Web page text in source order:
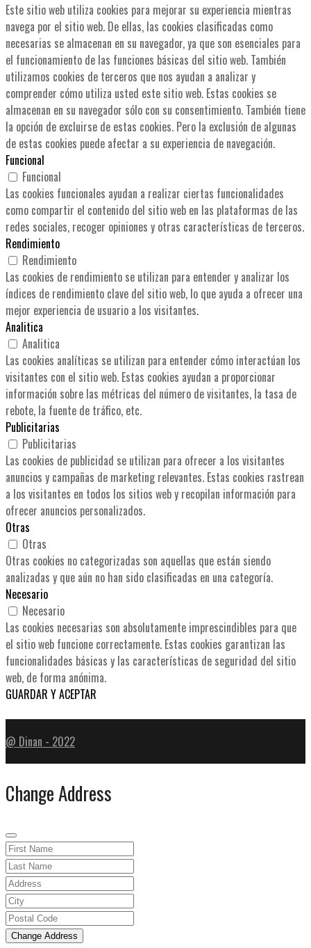
Este sitio web utiliza cookies para mejorar su experiencia mientras
navega por el sitio web. De ellas, las cookies clasificadas como
necesarias se almacenan en su navegador, ya que son esenciales para
el funcionamiento de las funciones básicas del sitio web. También
utilizamos cookies de terceros que nos ayudan a analizar y
comprender cómo utiliza usted este sitio web. Estas cookies se
almacenan en su navegador sólo con su consentimiento. También tiene
la opción de excluirse de estas cookies. Pero la exclusión de algunas
de estas cookies puede afectar a su experiencia de navegación.
Funcional
Funcional
Las cookies funcionales ayudan a realizar ciertas funcionalidades
como compartir el contenido del sitio web en las plataformas de las
redes sociales, recoger opiniones y otras características de terceros.
Rendimiento
Rendimiento
Las cookies de rendimiento se utilizan para entender y analizar los
índices de rendimiento clave del sitio web, lo que ayuda a ofrecer una
mejor experiencia de usuario a los visitantes.
Analitica
Analitica
Las cookies analíticas se utilizan para entender cómo interactúan los
visitantes con el sitio web. Estas cookies ayudan a proporcionar
información sobre las métricas del número de visitantes, la tasa de
rebote, la fuente de tráfico, etc.
Publicitarias
Publicitarias
Las cookies de publicidad se utilizan para ofrecer a los visitantes
anuncios y campañas de marketing relevantes. Estas cookies rastrean
a los visitantes en todos los sitios web y recopilan información para
ofrecer anuncios personalizados.
Otras
Otras
Otras cookies no categorizadas son aquellas que están siendo
analizadas y que aún no han sido clasificadas en una categoría.
Necesario
Necesario
Las cookies necesarias son absolutamente imprescindibles para que
el sitio web funcione correctamente. Estas cookies garantizan las
funcionalidades básicas y las características de seguridad del sitio
web, de forma anónima.
GUARDAR Y ACEPTAR
@ Dinan - 2022
Change Address
Change Address